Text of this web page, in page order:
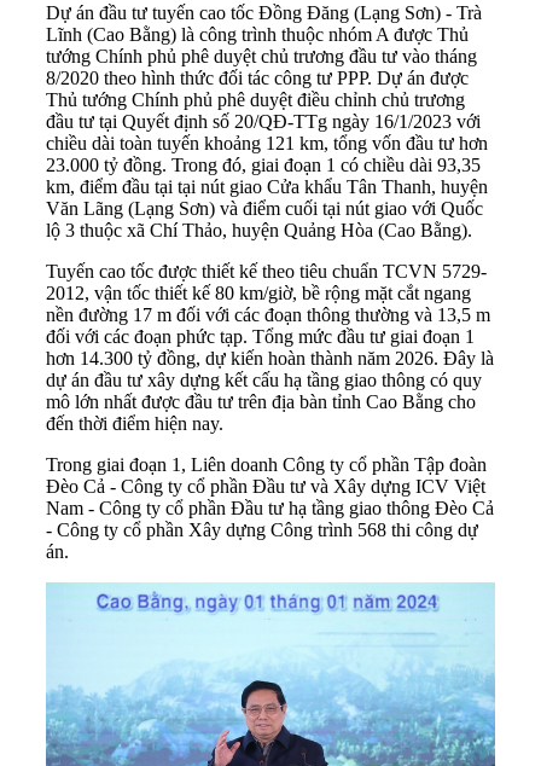
Dự án đầu tư tuyến cao tốc Đồng Đăng (Lạng Sơn) - Trà
Lĩnh (Cao Bằng) là công trình thuộc nhóm A được Thủ
tướng Chính phủ phê duyệt chủ trương đầu tư vào tháng
8/2020 theo hình thức đối tác công tư PPP. Dự án được
Thủ tướng Chính phủ phê duyệt điều chỉnh chủ trương
đầu tư tại Quyết định số 20/QĐ-TTg ngày 16/1/2023 với
chiều dài toàn tuyến khoảng 121 km, tổng vốn đầu tư hơn
23.000 tỷ đồng. Trong đó, giai đoạn 1 có chiều dài 93,35
km, điểm đầu tại tại nút giao Cửa khẩu Tân Thanh, huyện
Văn Lãng (Lạng Sơn) và điểm cuối tại nút giao với Quốc
lộ 3 thuộc xã Chí Thảo, huyện Quảng Hòa (Cao Bằng).
Tuyến cao tốc được thiết kế theo tiêu chuẩn TCVN 5729-
2012, vận tốc thiết kế 80 km/giờ, bề rộng mặt cắt ngang
nền đường 17 m đối với các đoạn thông thường và 13,5 m
đối với các đoạn phức tạp. Tổng mức đầu tư giai đoạn 1
hơn 14.300 tỷ đồng, dự kiến hoàn thành năm 2026. Đây là
dự án đầu tư xây dựng kết cấu hạ tầng giao thông có quy
mô lớn nhất được đầu tư trên địa bàn tỉnh Cao Bằng cho
đến thời điểm hiện nay.
Trong giai đoạn 1, Liên doanh Công ty cổ phần Tập đoàn
Đèo Cả - Công ty cổ phần Đầu tư và Xây dựng ICV Việt
Nam - Công ty cổ phần Đầu tư hạ tầng giao thông Đèo Cả
- Công ty cổ phần Xây dựng Công trình 568 thi công dự
án.